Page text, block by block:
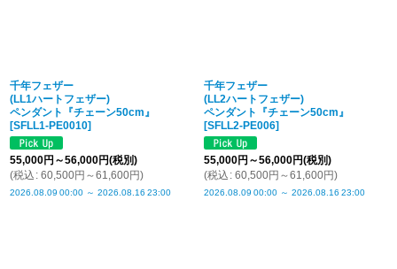
千年フェザー
(LL1ハートフェザー)
ペンダント『チェーン50cm』
[SFLL1-PE0010]
55,000円 ～56,000円(税別)
(税込 : 60,500円 ～61,600円)
2026.08.09 00:00 ～ 2026.08.16 23:00
千年フェザー
(LL2ハートフェザー)
ペンダント『チェーン50cm』
[SFLL2-PE006]
55,000円 ～56,000円(税別)
(税込 : 60,500円 ～61,600円)
2026.08.09 00:00 ～ 2026.08.16 23:00